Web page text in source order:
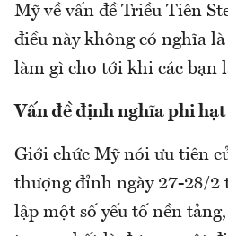
Mỹ về vấn đề Triều Tiên
điều này không có nghĩa
làm gì cho tới khi các bạn
Vấn đề định nghĩa phi
Giới chức Mỹ nói ưu tiên
thượng đỉnh ngày 27-28/
lập một số yếu tố nền